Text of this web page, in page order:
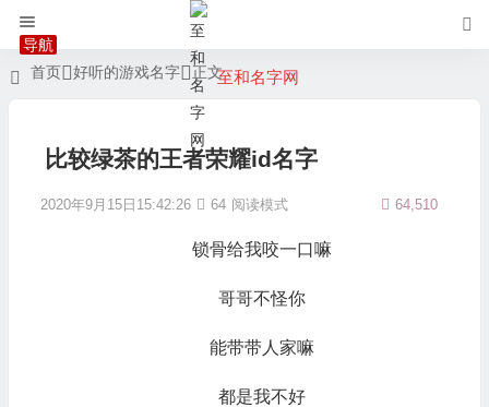
至和名字网
首页 好听的游戏名字 正文
比较绿茶的王者荣耀id名字
2020年9月15日15:42:26 64,510
64 阅读模式
锁骨给我咬一口嘛
哥哥不怪你
能带带人家嘛
都是我不好